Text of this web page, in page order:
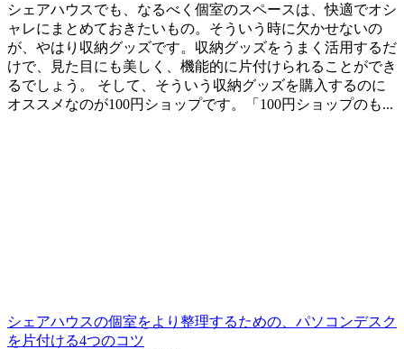
シェアハウスでも、なるべく個室のスペースは、快適でオシ
ャレにまとめておきたいもの。そういう時に欠かせないの
が、やはり収納グッズです。収納グッズをうまく活用するだ
けで、見た目にも美しく、機能的に片付けられることができ
るでしょう。 そして、そういう収納グッズを購入するのに
オススメなのが100円ショップです。「100円ショップのも...
シェアハウスの個室をより整理するための、パソコンデスク
を片付ける4つのコツ